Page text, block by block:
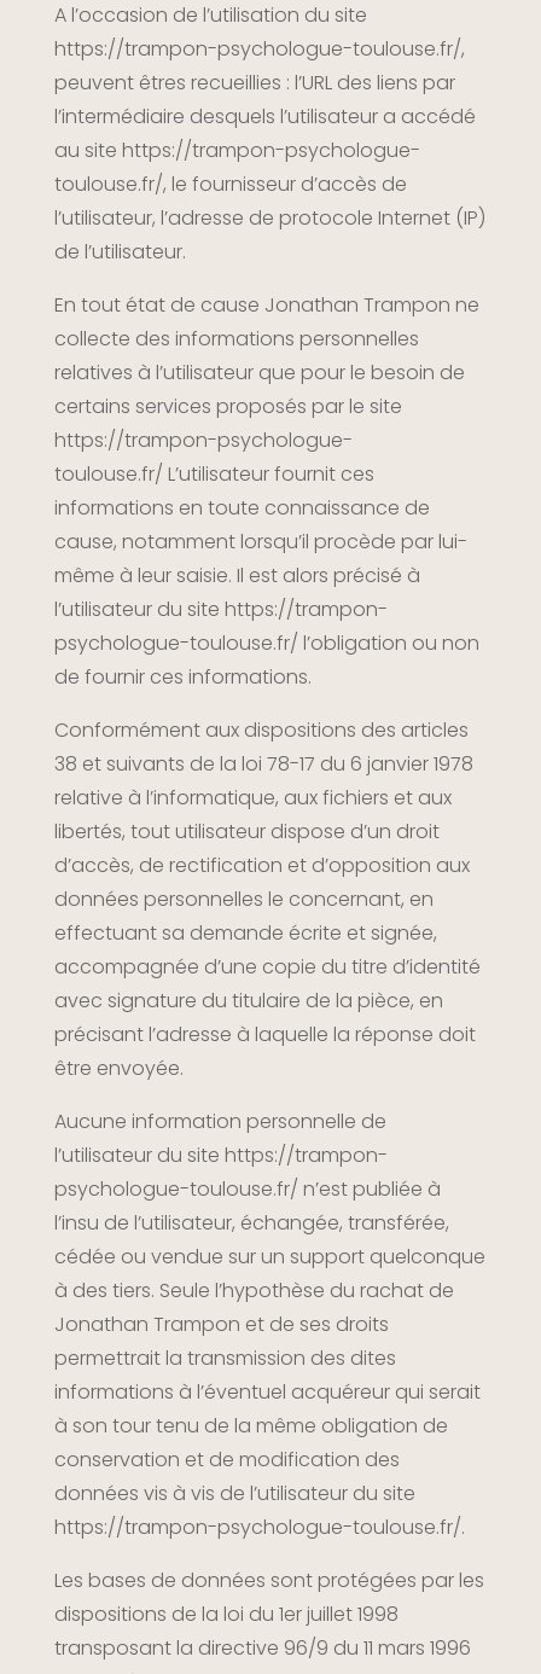
A l’occasion de l’utilisation du site
https://trampon-psychologue-toulouse.fr/,
peuvent êtres recueillies : l’URL des liens par
l’intermédiaire desquels l’utilisateur a accédé
au site https://trampon-psychologue-
toulouse.fr/, le fournisseur d’accès de
l’utilisateur, l’adresse de protocole Internet (IP)
de l’utilisateur.
En tout état de cause Jonathan Trampon ne
collecte des informations personnelles
relatives à l’utilisateur que pour le besoin de
certains services proposés par le site
https://trampon-psychologue-
toulouse.fr/ L’utilisateur fournit ces
informations en toute connaissance de
cause, notamment lorsqu’il procède par lui-
même à leur saisie. Il est alors précisé à
l’utilisateur du site https://trampon-
psychologue-toulouse.fr/ l’obligation ou non
de fournir ces informations.
Conformément aux dispositions des articles
38 et suivants de la loi 78-17 du 6 janvier 1978
relative à l’informatique, aux fichiers et aux
libertés, tout utilisateur dispose d’un droit
d’accès, de rectification et d’opposition aux
données personnelles le concernant, en
effectuant sa demande écrite et signée,
accompagnée d’une copie du titre d’identité
avec signature du titulaire de la pièce, en
précisant l’adresse à laquelle la réponse doit
être envoyée.
Aucune information personnelle de
l’utilisateur du site https://trampon-
psychologue-toulouse.fr/ n’est publiée à
l’insu de l’utilisateur, échangée, transférée,
cédée ou vendue sur un support quelconque
à des tiers. Seule l’hypothèse du rachat de
Jonathan Trampon et de ses droits
permettrait la transmission des dites
informations à l’éventuel acquéreur qui serait
à son tour tenu de la même obligation de
conservation et de modification des
données vis à vis de l’utilisateur du site
https://trampon-psychologue-toulouse.fr/.
Les bases de données sont protégées par les
dispositions de la loi du 1er juillet 1998
transposant la directive 96/9 du 11 mars 1996